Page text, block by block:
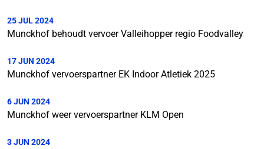
25 JUL 2024
Munckhof behoudt vervoer Valleihopper regio Foodvalley
17 JUN 2024
Munckhof vervoerspartner EK Indoor Atletiek 2025
6 JUN 2024
Munckhof weer vervoerspartner KLM Open
3 JUN 2024